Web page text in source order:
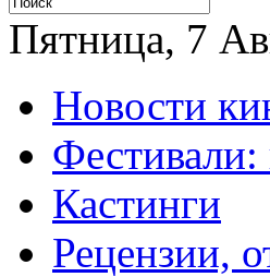
Пятница, 7
Новости
Фестивали:
Кастинги
Рецензии,